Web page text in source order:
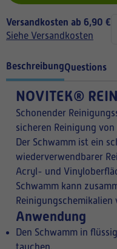
Versandkosten ab 6,90 €
Siehe Versandkosten
BeschreibungQuestions
NOVITEK®
Schonender
sicheren Reinigung
Der Schwamm ist ein
wiederverwendbarer
Acryl- und
Schwamm kann
Anwendung
Den Schwamm in